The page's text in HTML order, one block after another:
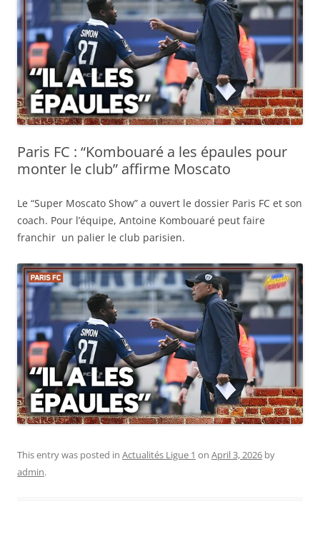
Paris FC : “Kombouaré a les épaules pour
monter le club” affirme Moscato
Le “Super Moscato Show” a ouvert le dossier Paris FC et son
coach. Pour l’équipe, Antoine Kombouaré peut faire
franchir un palier le club parisien.
This entry was posted in Actualités Ligue 1 on April 3, 2026 by
admin.